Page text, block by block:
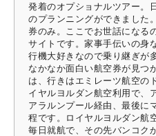
発着のオプショナルツアー。
のプランニングができました
券のみ。ここでお世話になる
サイトです。家事手伝いの身
行機大好きなので乗り継ぎが
なかなか面白い航空券が見つ
は、行きはエミレーツ航空の
イヤルヨルダン航空利用で、
アラルンプール経由、最後に
程です。ロイヤルヨルダン航
毎日就航で、その先バンコク